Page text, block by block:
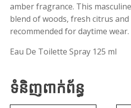
amber fragrance. This
blend of woods, fresh citrus and
recommended for daytime wear.
Eau De Toilette Spray 125 ml
ទំនិញពាក់ព័ន្ធ